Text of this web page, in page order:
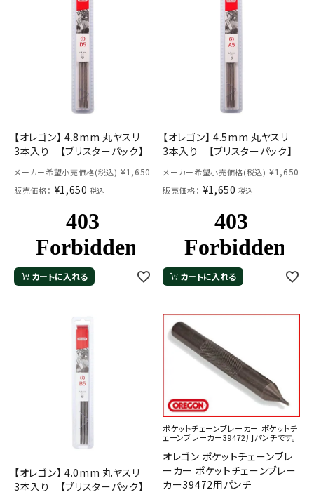
【オレゴン】 4.8mm 丸ヤスリ
3本入り 【ブリスターパック】
メーカー希望小売価格(税込) ¥1,650
販売価格： ¥1,650 税込
カートに入れる
【オレゴン】 4.5mm 丸ヤスリ
3本入り 【ブリスターパック】
メーカー希望小売価格(税込) ¥1,650
販売価格： ¥1,650 税込
カートに入れる
【オレゴン】 4.0mm 丸ヤスリ
3本入り 【ブリスターパック】
ポケットチェーンブレーカー ポケットチ
ェーンブレーカー39472用パンチです。
オレゴン ポケットチェーンブレ
ーカー ポケットチェーンブレー
カー39472用パンチ